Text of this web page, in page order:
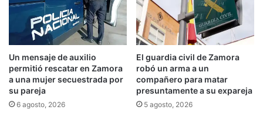
Un mensaje de auxilio
permitió rescatar en Zamora
a una mujer secuestrada por
su pareja
6 agosto, 2026
El guardia civil de Zamora
robó un arma a un
compañero para matar
presuntamente a su expareja
5 agosto, 2026